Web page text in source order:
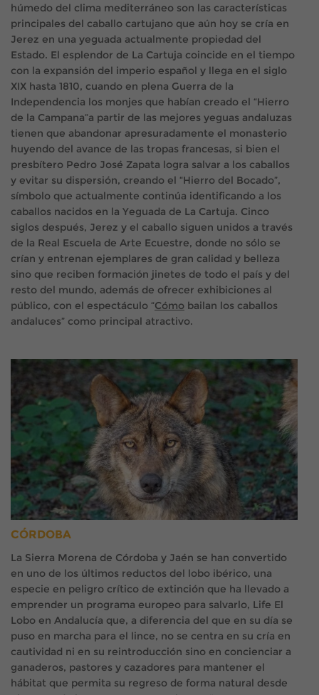
húmedo del clima mediterráneo son las características
principales del caballo cartujano que aún hoy se cría en
Jerez en una yeguada actualmente propiedad del
Estado. El esplendor de La Cartuja coincide en el tiempo
con la expansión del imperio español y llega en el siglo
XIX hasta 1810, cuando en plena Guerra de la
Independencia los monjes que habían creado el “Hierro
de la Campana”a partir de las mejores yeguas andaluzas
tienen que abandonar apresuradamente el monasterio
huyendo del avance de las tropas francesas, si bien el
presbítero Pedro José Zapata logra salvar a los caballos
y evitar su dispersión, creando el “Hierro del Bocado”,
símbolo que actualmente continúa identificando a los
caballos nacidos en la Yeguada de La Cartuja. Cinco
siglos después, Jerez y el caballo siguen unidos a través
de la Real Escuela de Arte Ecuestre, donde no sólo se
crían y entrenan ejemplares de gran calidad y belleza
sino que reciben formación jinetes de todo el país y del
resto del mundo, además de ofrecer exhibiciones al
público, con el espectáculo “Cómo bailan los caballos
andaluces” como principal atractivo.
CÓRDOBA
La Sierra Morena de Córdoba y Jaén se han convertido
en uno de los últimos reductos del lobo ibérico, una
especie en peligro crítico de extinción que ha llevado a
emprender un programa europeo para salvarlo, Life El
Lobo en Andalucía que, a diferencia del que en su día se
puso en marcha para el lince, no se centra en su cría en
cautividad ni en su reintroducción sino en concienciar a
ganaderos, pastores y cazadores para mantener el
hábitat que permita su regreso de forma natural desde